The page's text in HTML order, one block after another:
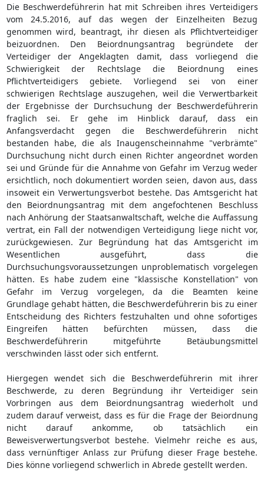
Die Beschwerdeführerin hat mit Schreiben ihres Verteidigers
vom 24.5.2016, auf das wegen der Einzelheiten Bezug
genommen wird, beantragt, ihr diesen als Pflichtverteidiger
beizuordnen. Den Beiordnungsantrag begründete der
Verteidiger der Angeklagten damit, dass vorliegend die
Schwierigkeit der Rechtslage die Beiordnung eines
Pflichtverteidigers gebiete. Vorliegend sei von einer
schwierigen Rechtslage auszugehen, weil die Verwertbarkeit
der Ergebnisse der Durchsuchung der Beschwerdeführerin
fraglich sei. Er gehe im Hinblick darauf, dass ein
Anfangsverdacht gegen die Beschwerdeführerin nicht
bestanden habe, die als Inaugenscheinnahme "verbrämte"
Durchsuchung nicht durch einen Richter angeordnet worden
sei und Gründe für die Annahme von Gefahr im Verzug weder
ersichtlich, noch dokumentiert worden seien, davon aus, dass
insoweit ein Verwertungsverbot bestehe. Das Amtsgericht hat
den Beiordnungsantrag mit dem angefochtenen Beschluss
nach Anhörung der Staatsanwaltschaft, welche die Auffassung
vertrat, ein Fall der notwendigen Verteidigung liege nicht vor,
zurückgewiesen. Zur Begründung hat das Amtsgericht im
Wesentlichen ausgeführt, dass die
Durchsuchungsvoraussetzungen unproblematisch vorgelegen
hätten. Es habe zudem eine "klassische Konstellation" von
Gefahr im Verzug vorgelegen, da die Beamten keine
Grundlage gehabt hätten, die Beschwerdeführerin bis zu einer
Entscheidung des Richters festzuhalten und ohne sofortiges
Eingreifen hätten befürchten müssen, dass die
Beschwerdeführerin mitgeführte Betäubungsmittel
verschwinden lässt oder sich entfernt.
Hiergegen wendet sich die Beschwerdeführerin mit ihrer
Beschwerde, zu deren Begründung ihr Verteidiger sein
Vorbringen aus dem Beiordnungsantrag wiederholt und
zudem darauf verweist, dass es für die Frage der Beiordnung
nicht darauf ankomme, ob tatsächlich ein
Beweisverwertungsverbot bestehe. Vielmehr reiche es aus,
dass vernünftiger Anlass zur Prüfung dieser Frage bestehe.
Dies könne vorliegend schwerlich in Abrede gestellt werden.